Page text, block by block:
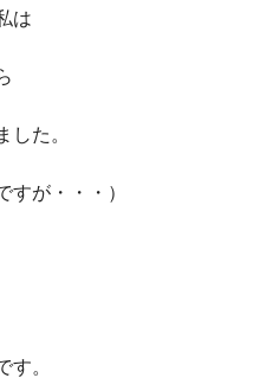
は
た。
すが・・・）
。